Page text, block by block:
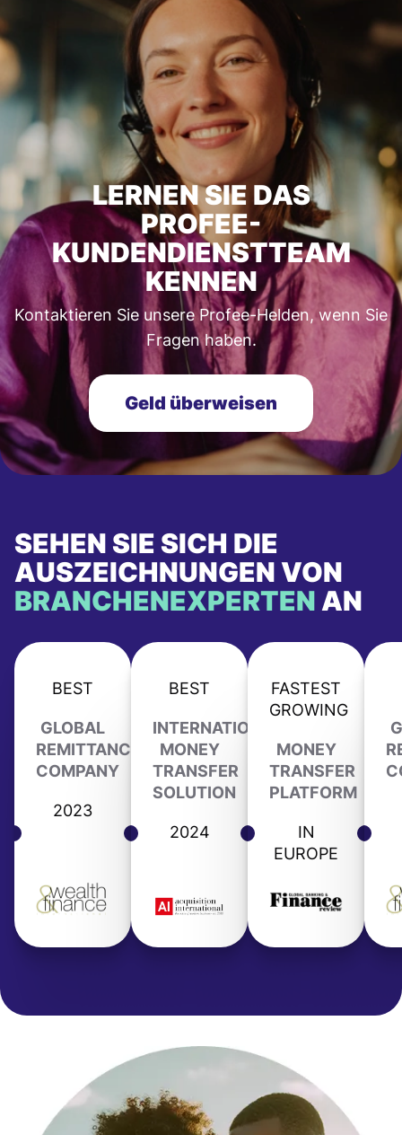
LERNEN SIE DAS
PROFEE-
KUNDENDIENSTTEAM
KENNEN
Kontaktieren Sie unsere Profee-Helden, wenn Sie
Fragen haben.
Geld überweisen
SEHEN SIE SICH DIE
AUSZEICHNUNGEN VON
BRANCHENEXPERTEN AN
BEST
GLOBAL
REMITTANCE
COMPANY
2023
BEST
INTERNATIONAL
MONEY
TRANSFER
SOLUTION
2024
FASTEST
GROWING
MONEY
TRANSFER
PLATFORM
IN
EUROPE